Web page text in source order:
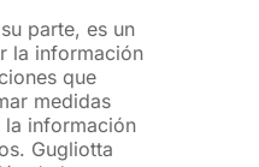
parte, es un
la información
que
medidas
información
Gugliotta